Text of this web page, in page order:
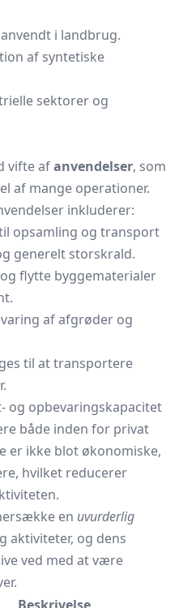
i landbrug.
af syntetiske
sektorer og
vifte afanvendelser, som
af mange operationer.
inkluderer:
opsamling og transport
generelt storskrald.
flytte byggematerialer
af afgrøder og
til at transportere
og opbevaringskapacitet
både inden for privat
er ikke blot økonomiske,
hvilket reducerer
en uvurderlig
aktiviteter, og dens
ved med at være